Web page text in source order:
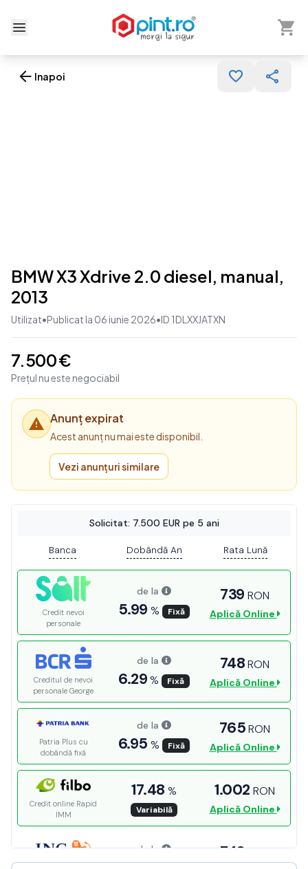
Deschide meniu
Arată
Inapoi
BMW X3 Xdrive 2.0 diesel, manual,
2013
Utilizat•Publicat la 06 iunie 2026•ID 1DLXXJATXN
7.500 €
Prețul nu este negociabil
Anunț expirat
Acest anunț nu mai este disponibil.
Vezi anunțuri similare